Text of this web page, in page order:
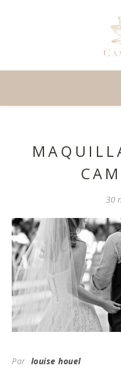
30
Par louise houel